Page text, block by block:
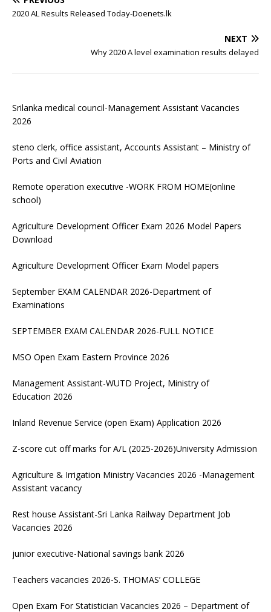
2020 AL Results Released Today-Doenets.lk
NEXT
Why 2020 A level examination results delayed
Srilanka medical council-Management Assistant Vacancies
2026
steno clerk, office assistant, Accounts Assistant – Ministry of
Ports and Civil Aviation
Remote operation executive -WORK FROM HOME(online
school)
Agriculture Development Officer Exam 2026 Model Papers
Download
Agriculture Development Officer Exam Model papers
September EXAM CALENDAR 2026-Department of
Examinations
SEPTEMBER EXAM CALENDAR 2026-FULL NOTICE
MSO Open Exam Eastern Province 2026
Management Assistant-WUTD Project, Ministry of
Education 2026
Inland Revenue Service (open Exam) Application 2026
Z-score cut off marks for A/L (2025-2026)University Admission
Agriculture & Irrigation Ministry Vacancies 2026 -Management
Assistant vacancy
Rest house Assistant-Sri Lanka Railway Department Job
Vacancies 2026
junior executive-National savings bank 2026
Teachers vacancies 2026-S. THOMAS’ COLLEGE
Open Exam For Statistician Vacancies 2026 – Department of